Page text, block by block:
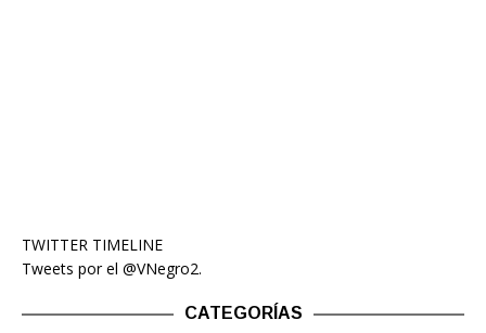
TWITTER TIMELINE
Tweets por el @VNegro2.
CATEGORÍAS